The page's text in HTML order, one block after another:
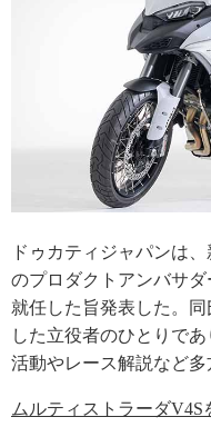
ドゥカティジャパンは、
のプロダクトアンバサ
就任した旨発表した。同
した立役者のひとりで
活動やレース解説など多
ムルティストラーダV4S